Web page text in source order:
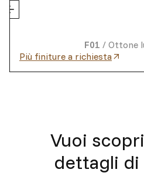
F01 / Ottone
Più finiture a richiesta
Vuoi
dettagli di